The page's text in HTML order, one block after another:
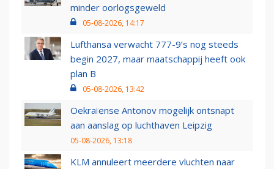
minder oorlogsgeweld
05-08-2026, 14:17
Lufthansa verwacht 777-9’s nog steeds
begin 2027, maar maatschappij heeft ook
plan B
05-08-2026, 13:42
Oekraïense Antonov mogelijk ontsnapt
aan aanslag op luchthaven Leipzig
05-08-2026, 13:18
KLM annuleert meerdere vluchten naar